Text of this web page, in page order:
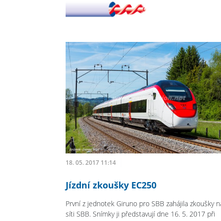
18. 05. 2017 11:14
Jízdní zkoušky EC250
První z jednotek Giruno pro SBB zahájila zkoušky
síti SBB. Snímky ji představují dne 16. 5. 2017 při